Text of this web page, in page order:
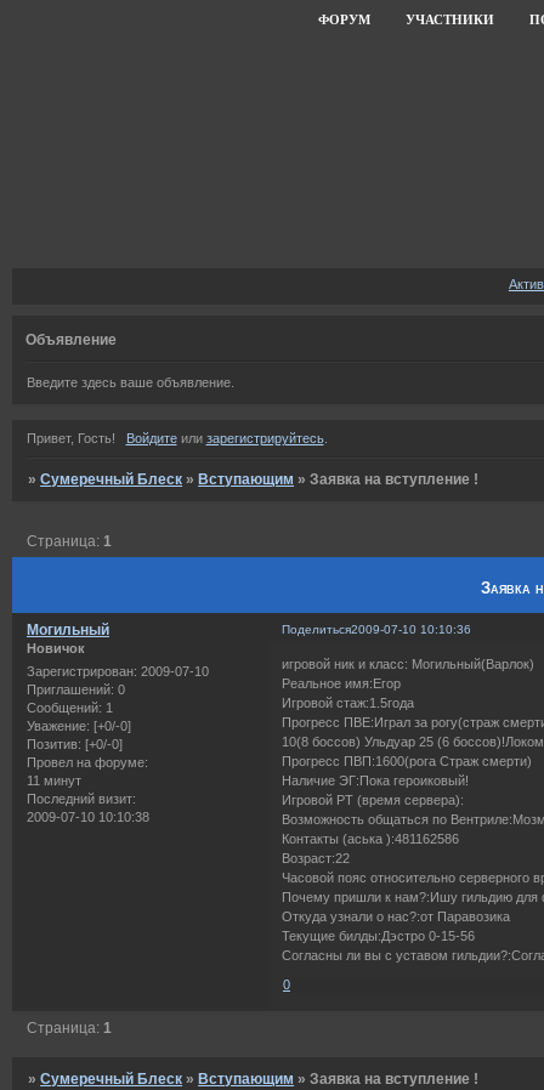
ФОРУМ УЧАСТНИКИ
Объявление
Введите здесь ваше объявление.
Привет, Гость! Войдитеили зарегистрируйтесь.
»Сумеречный Блеск » Вступающим »Заявка на вступление !
Заявка
Страница: 1
Поделиться2009-07-10 10:10:36
Могильный
Новичок
Зарегистрирован: 2009-07-10
Приглашений: 0
Сообщений: 1
Уважение: [+0/-0]
Позитив: [+0/-0]
Провел на форуме:
11 минут
Последний визит:
2009-07-10 10:10:38
игровой ник и класс: Могильный(Варлок)
Реальное имя:Егор
Игровой стаж:1.5года
Прогресс ПВЕ:Играл за рогу(страж
10(8 боссов) Ульдуар 25 (6
Прогресс ПВП:1600(рога Страж смерти)
Наличие ЭГ:Пока героиковый!
Игровой РТ (время сервера):
Возможность общаться по
Контакты (аська ):481162586
Возраст:22
Часовой пояс относительно серверного
Почему пришли к нам?:Ишу гильдию для
Откуда узнали о нас?:от Паравозика
Текущие билды:Дэстро 0-15-56
Согласны ли вы с уставом
0
Страница:1
»Сумеречный Блеск »Вступающим »Заявка на вступление !